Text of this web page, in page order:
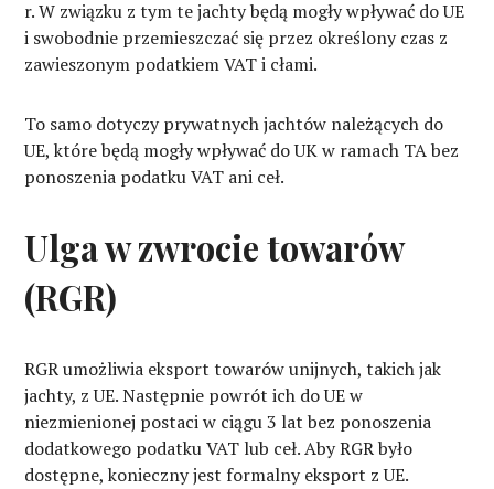
r. W związku z tym te jachty będą mogły wpływać do UE
i swobodnie przemieszczać się przez określony czas z
zawieszonym podatkiem VAT i cłami.
To samo dotyczy prywatnych jachtów należących do
UE, które będą mogły wpływać do UK w ramach TA bez
ponoszenia podatku VAT ani ceł.
Ulga w zwrocie towarów
(RGR)
RGR umożliwia eksport towarów unijnych, takich jak
jachty, z UE. Następnie powrót ich do UE w
niezmienionej postaci w ciągu 3 lat bez ponoszenia
dodatkowego podatku VAT lub ceł. Aby RGR było
dostępne, konieczny jest formalny eksport z UE.